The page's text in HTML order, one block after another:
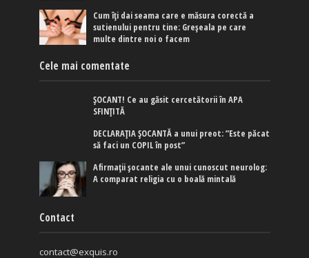
Cum îți dai seama care e măsura corectă a
sutienului pentru tine: Greșeala pe care
multe dintre noi o facem
Cele mai comentate
ȘOCANT! Ce au găsit cercetătorii în APA
SFINȚITĂ
DECLARAȚIA ȘOCANTĂ a unui preot: ”Este păcat
să faci un COPIL în post”
Afirmaţii şocante ale unui cunoscut neurolog:
A comparat religia cu o boală mintală
Contact
contact@exquis.ro